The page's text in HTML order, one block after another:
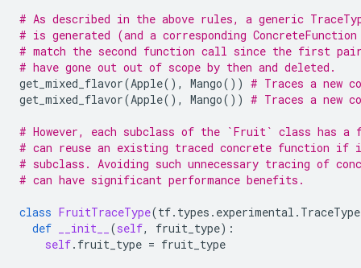
# As described in the above rules, a generic
# is generated (and a corresponding
# match the second function call since the first
# have gone out out of scope by then and deleted.
get_mixed_flavor(Apple(), Mango()) # Traces a new
get_mixed_flavor(Apple(), Mango()) # Traces a new
# However, each subclass of the `Fruit` class has a
# can reuse an existing traced concrete function if
# subclass. Avoiding such unnecessary tracing of
# can have significant performance benefits.
class FruitTraceType(tf. types . experimental . TraceType
def
__init__ (self, fruit_type):
self. fruit_type = fruit_type